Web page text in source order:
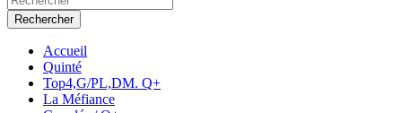
Rechercher
Accueil
Quinté
Top4,G/PL,DM. Q+
La Méfiance